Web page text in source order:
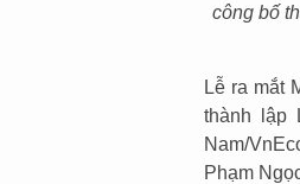
công bố
Lễ ra mắt
thành lập
Nam/
Phạm